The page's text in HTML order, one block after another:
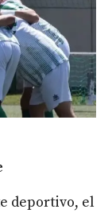
deportivo, el